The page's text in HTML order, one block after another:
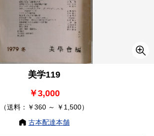
美学119
￥3,000
（送料：￥360 ～ ￥1,500）
古本配達本舗